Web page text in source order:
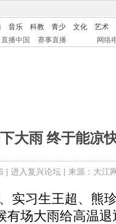
音乐 科教 青少 文化
艺术
直播中国 赛事直播 网络
大雨 终于能凉
| 进入复兴论坛| 来源：大江
习生王超、熊
有场大雨给高温